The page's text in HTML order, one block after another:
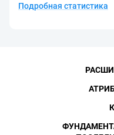
Подробная статистика